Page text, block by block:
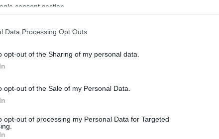
consent section.
Data Processing Opt Outs
opt-out of the Sharing of my personal data.
opt-out of the Sale of my Personal Data.
opt-out of processing my Personal Data for Targeted
the server or network failed or because the